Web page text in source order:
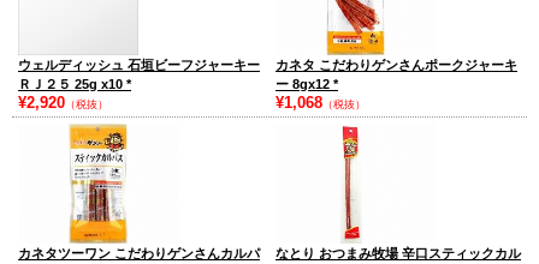
ウェルディッシュ 石垣ビーフジャーキー
ＲＪ２５ 25g x10 *
¥2,920 （税抜）
カネタ こだわりゲンさんポークジャーキ
ー 8gx12 *
¥1,068 （税抜）
カネタツーワン こだわりゲンさんカルパ
なとり おつまみ牧場 辛口スティックカル